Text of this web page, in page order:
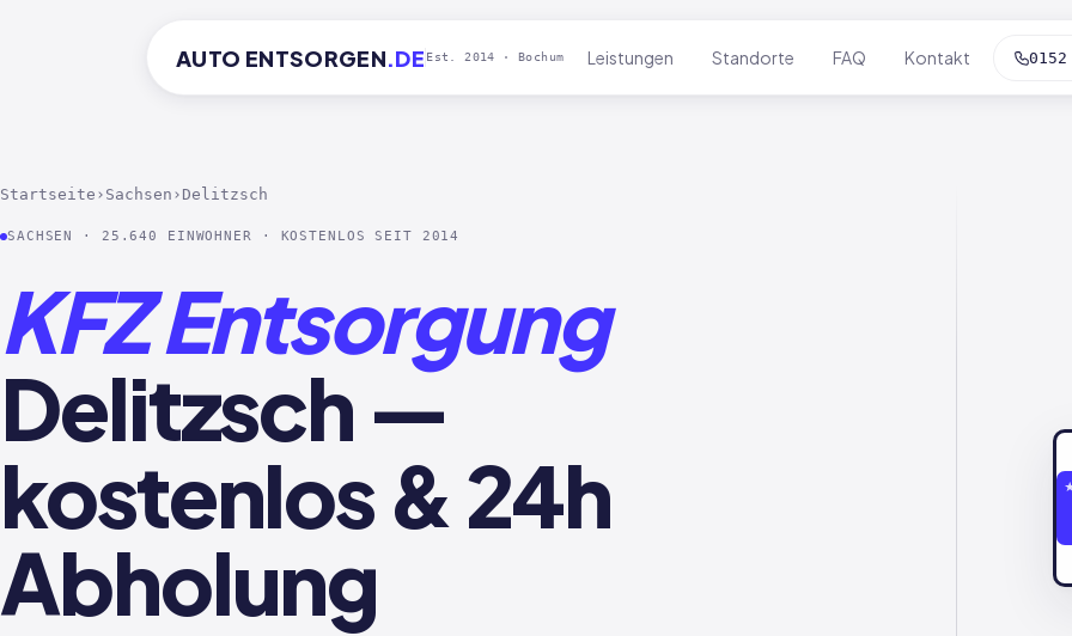
AUTO ENTSORGEN.DE Est. 2014 · Bochum Leistungen Standorte FAQ Kontakt
Startseite › Sachsen › Delitzsch
SACHSEN · 25.640 EINWOHNER · KOSTENLOS SEIT 2014
KFZ Entsorgung
Delitzsch —
kostenlos & 24h
Abholung